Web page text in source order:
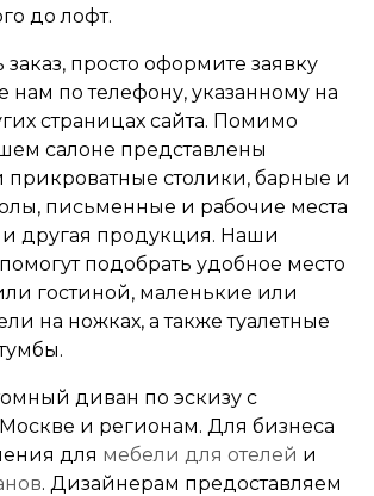
до лофт.
заказ, просто оформите заявку
нам по телефону, указанному на
страницах сайта. Помимо
салоне представлены
столики, барные и
письменные и рабочие места
и другая продукция. Наши
подобрать удобное место
гостиной, маленькие или
на ножках, а также туалетные
диван по эскизу с
и регионам. Для бизнеса
для мебели для отелей и
. Дизайнерам предоставляем